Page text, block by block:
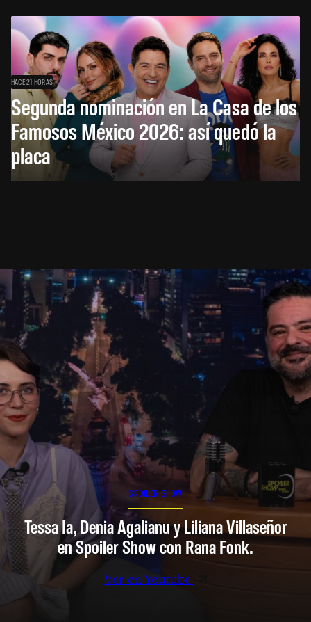
HACE 21 HORAS
Segunda nominación en La Casa de los
Famosos México 2026: así quedó la
placa
SPOILER SHOW
Tessa Ia, Denia Agalianu y Liliana Villaseñor
en Spoiler Show con Rana Fonk.
Ver en Youtube